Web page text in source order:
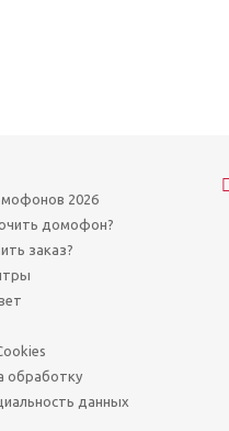
2026
домофон?
заказ?
обработку
данных